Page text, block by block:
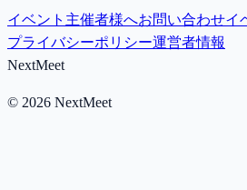
イベント主催者様へお問い合わせイ
プライバシーポリシー運営者情報
NextMeet
© 2026 NextMeet